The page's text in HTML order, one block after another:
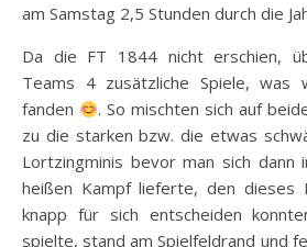
am Samstag 2,5 Stunden durch die
Da die FT 1844 nicht erschien,
Teams 4 zusätzliche Spiele, was
fanden
. So mischten sich auf
zu die starken bzw. die etwas
Lortzingminis bevor man sich dann
heißen Kampf lieferte, den dieses
knapp für sich entscheiden
spielte, stand am Spielfeldrand und